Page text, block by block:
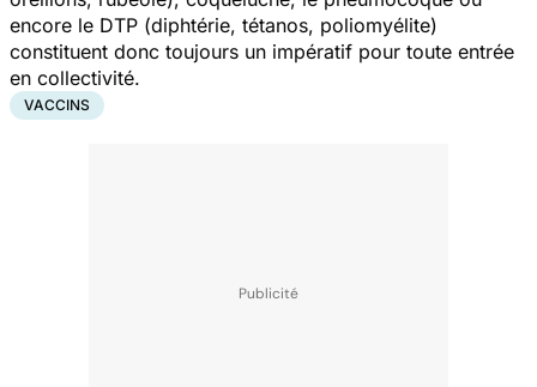
encore le DTP (diphtérie, tétanos, poliomyélite)
constituent donc toujours un impératif pour toute entrée
en collectivité.
VACCINS